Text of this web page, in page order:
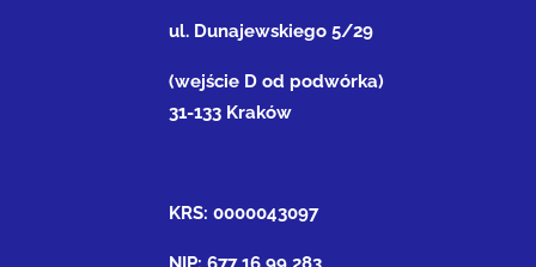
ul. Dunajewskiego 5/29
(wejście D od podwórka)
31-133 Kraków
KRS: 0000043097